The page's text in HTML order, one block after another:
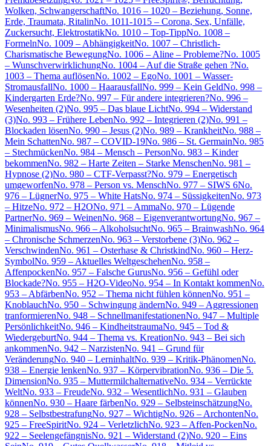
Wolken, SchwangerschaftNo. 1016 – 1020 – Beziehung, Sonne,
Erde, Traumata, RitalinNo. 1011-1015 – Corona, Sex, Unfälle,
Zuckersucht, ElektrostatikNo. 1010 – Top-TippNo. 1008 –
FormelnNo. 1009 – AbhängigkeitNo. 1007 – Christlich-
Charismatische BewegungNo. 1006 – Aline – Probleme?No. 1005
– WunschverwirklichungNo. 1004 – Auf die Straße gehen ?No.
1003 – Thema auflösenNo. 1002 – EgoNo. 1001 – Wasser-
StromausfallNo. 1000 – HaarausfallNo. 999 – Kein GeldNo. 998 –
Kindergarten Erde?No. 997 – Für andere integrieren?No. 996 –
Wesenheiten (2)No. 995 – Das blaue LichtNo. 994 – Widerstand
(3)No. 993 – Frühere LebenNo. 992 – Integrieren (2)No. 991 –
Blockaden lösenNo. 990 – Jesus (2)No. 989 – KrankheitNo. 988 –
Mein SchattenNo. 987 – COVID-19No. 986 – St. GermainNo. 985
– StechmückenNo. 984 – Mensch – PersonNo. 983 – Kinder
bekommenNo. 982 – Harte Zeiten – Starke MenschenNo. 981 –
Hypnose (2)No. 980 – CTF-Verpasst?No. 979 – Energetisch
umgeworfenNo. 978 – Person vs. MenschNo. 977 – SIWS 6No.
976 – LügnerNo. 975 – White HatsNo. 974 – SüssigkeitenNo. 973
– HitzeNo. 972 – H2ONo. 971 – AmmaNo. 970 – Lügende
PartnerNo. 969 – WeinenNo. 968 – EigenverantwortungNo. 967 –
MinimalismusNo. 966 – AlkoholsuchtNo. 965 – BrainwashNo. 964
– Chronische SchmerzenNo. 963 – Verstorbene (3)No. 962 –
VerschwindenNo. 961 – Osterhase & ChristkindNo. 960 – Herz-
SymbolNo. 959 – Aktuelles WeltgeschehenNo. 958 –
AffenpockenNo. 957 – Falsche GurusNo. 956 – Gefühl oder
Blockade?No. 955 – H2O-VideoNo. 954 – In Kontakt kommenNo.
953 – AbfärbenNo. 952 – Thema nicht fühlen könnenNo. 951 –
KnoblauchNo. 950 – Schwingung ändernNo. 949 – Aggressionen
tranformierenNo. 948 – SchnellmanifestationenNo. 947 – Multiple
PersönlichkeitNo. 946 – KindheitstraumaNo. 945 – Tod &
WiedergeburtNo. 944 – Thema vs. KreationNo. 943 – Bei sich
ankommenNo. 942 – NarzistenNo. 941 – Grund für
VeränderungNo. 940 – LerninhaltNo. 939 – Kritik-PhänomenNo.
938 – Energie lenkenNo. 937 – KörpervibrationNo. 936 – Die 5.
DimensionNo. 935 – MuttermilchalternativeNo. 934 – Verrückte
WeltNo. 933 – FreudeNo. 932 – WesentlichNo. 931 – Glauben
könnenNo. 930 – Haare färbenNo. 929 – SelbsteinschätzungNo.
928 – SelbstbestrafungNo. 927 – WichtigNo. 926 – ArchontenNo.
925 – FreeSpiritNo. 924 – VerletzlichNo. 923 – Affen-PockenNo.
922 – SeelengefängnisNo. 921 – Widerstand (2)No. 920 – Eins